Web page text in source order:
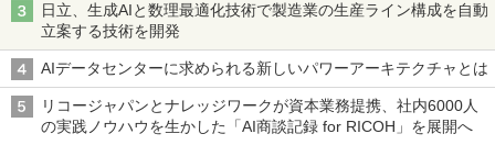
日立、生成AIと数理最適化技術で製造業の生産ライン構成を自動
立案する技術を開発
AIデータセンターに求められる新しいパワーアーキテクチャとは
リコージャパンとナレッジワークが資本業務提携、社内6000人
の実践ノウハウを生かした「AI商談記録 for RICOH」を展開へ